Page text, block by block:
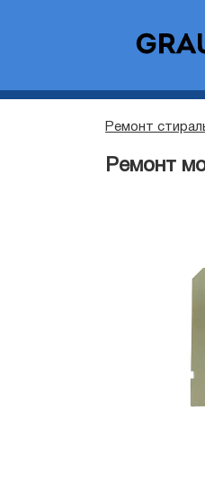
Ремонт
Ремонт